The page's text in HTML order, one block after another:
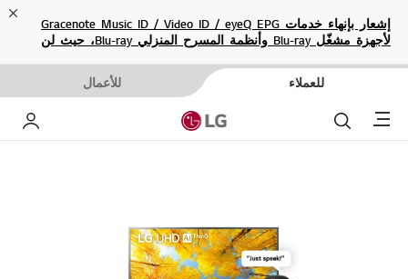
إشعار بإنهاء خدمات Gracenote Music ID / Video ID / eyeQ EPG
لأجهزة مشغّل Blu-ray وأنظمة المسرح المنزلي Blu-ray، حيث لن
للعملاء للأعمال
Menu بحث